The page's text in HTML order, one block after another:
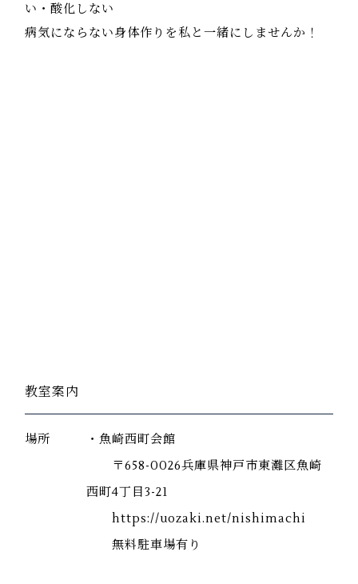
い・酸化しない
病気にならない身体作りを私と一緒にしませんか！
教室案内
場所
・魚崎西町会館
〒658-0026兵庫県神戸市東灘区魚崎
西町4丁目3-21
https://uozaki.net/nishimachi
無料駐車場有り